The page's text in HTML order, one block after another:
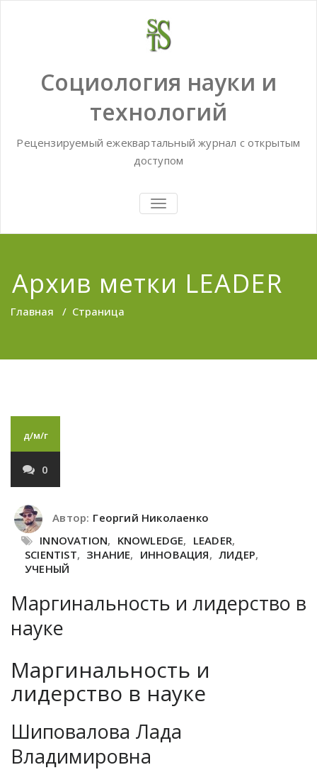
Социология науки и
технологий
Рецензируемый ежеквартальный журнал с открытым
доступом
TOGGLE
NAVIGATION
Архив метки LEADER
Главная / Страница
д/м/г
0
Автор: Георгий Николаенко
INNOVATION, KNOWLEDGE, LEADER,
SCIENTIST, ЗНАНИЕ, ИННОВАЦИЯ, ЛИДЕР,
УЧЕНЫЙ
Маргинальность и лидерство в
науке
Маргинальность и
лидерство в науке
Шиповалова Лада
Владимировна